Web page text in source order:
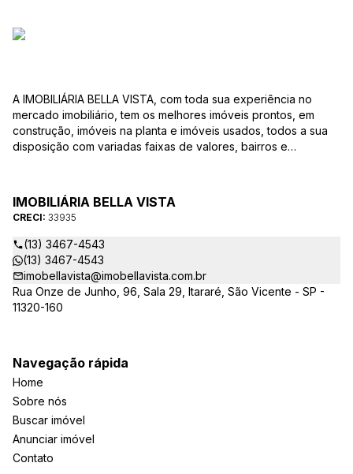
A IMOBILIÁRIA BELLA VISTA, com toda sua experiência no
mercado imobiliário, tem os melhores imóveis prontos, em
construção, imóveis na planta e imóveis usados, todos a sua
disposição com variadas faixas de valores, bairros e
ao CRECI-EE – estarão sempre prontos para responder-lhe
todas as suas dúvidas sobre casas, apartamentos, terrenos,
salas comerciais e outros produtos imobiliários.
IMOBILIÁRIA BELLA VISTA
CRECI: 33935
(13) 3467-4543
(13) 3467-4543
imobellavista@imobellavista.com.br
Rua Onze de Junho, 96, Sala 29, Itararé, São Vicente - SP -
11320-160
Navegação rápida
Home
Sobre nós
Buscar imóvel
Anunciar imóvel
Contato